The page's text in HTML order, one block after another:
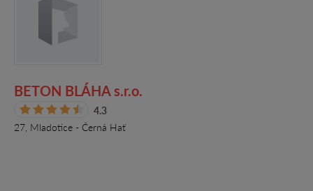
BETON BLÁHA s.r.o.
4.3
27, Mladotice - Černá Hať